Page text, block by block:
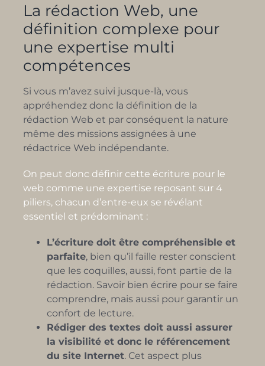
La rédaction Web, une
définition complexe pour
une expertise multi
compétences
Si vous m’avez suivi jusque-là, vous
appréhendez donc la définition de la
rédaction Web et par conséquent la nature
même des missions assignées à une
rédactrice Web indépendante.
On peut donc définir cette écriture pour le
web comme une expertise reposant sur 4
piliers, chacun d’entre-eux se révélant
essentiel et prédominant :
L’écriture doit être compréhensible et
parfaite, bien qu’il faille rester conscient
que les coquilles, aussi, font partie de la
rédaction. Savoir bien écrire pour se faire
comprendre, mais aussi pour garantir un
confort de lecture.
Rédiger des textes doit aussi assurer
la visibilité et donc le référencement
du site Internet. Cet aspect plus